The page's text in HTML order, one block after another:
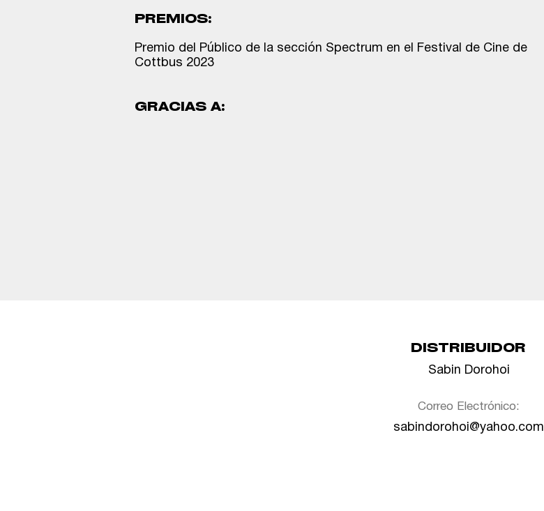
PREMIOS:
Premio del Público de la sección Spectrum en el Festival de Cine de
Cottbus 2023
GRACIAS A:
DISTRIBUIDOR
Sabin Dorohoi
Correo Electrónico:
sabindorohoi@yahoo.com